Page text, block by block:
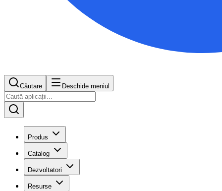
Căutare Deschide meniul
Produs
Catalog
Dezvoltatori
Resurse